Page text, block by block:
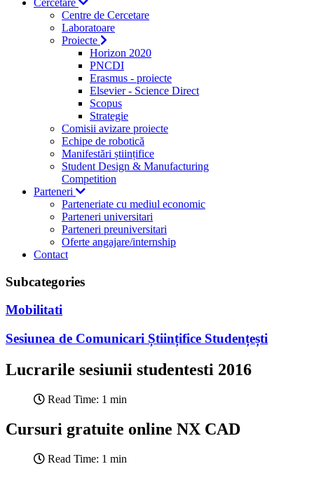
Cercetare
Centre de Cercetare
Laboratoare
Proiecte
Horizon 2020
PNCDI
Erasmus - proiecte
Elsevier - Science Direct
Scopus
Strategie
Comisii avizare proiecte
Echipe de robotică
Manifestări științifice
Student Design & Manufacturing
Competition
Parteneri
Parteneriate cu mediul economic
Parteneri universitari
Parteneri preuniversitari
Oferte angajare/internship
Contact
Subcategories
Mobilitati
Sesiunea de Comunicari Științifice Studențești
Lucrarile sesiunii studentesti 2016
Read Time: 1 min
Cursuri gratuite online NX CAD
Read Time: 1 min